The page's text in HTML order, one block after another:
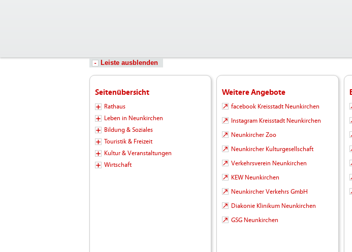
Leiste ausblenden
Seitenübersicht
Rathaus
Leben in Neunkirchen
Bildung & Soziales
Touristik & Freizeit
Kultur & Veranstaltungen
Wirtschaft
Weitere Angebote
facebook Kreisstadt Neunkirchen
Instagram Kreisstadt Neunkirchen
Neunkircher Zoo
Neunkircher Kulturgesellschaft
Verkehrsverein Neunkirchen
KEW Neunkirchen
Neunkircher Verkehrs GmbH
Diakonie Klinikum Neunkirchen
GSG Neunkirchen